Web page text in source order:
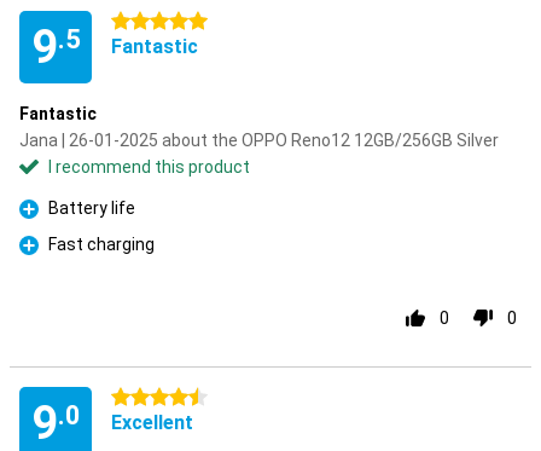
9.5
5 stars
Fantastic
Fantastic
Jana | 26-01-2025 about the OPPO Reno12 12GB/256GB Silver
I recommend this product
Pro
Battery life
Pro
Fast charging
0 0
9.0
4.5 stars
Excellent